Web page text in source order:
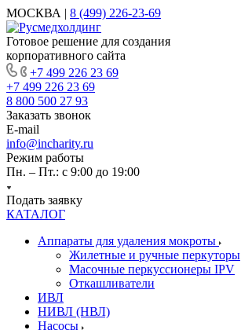
МОСКВА | 8 (499) 226-23-69
Готовое решение для создания
корпоративного сайта
+7 499 226 23 69
+7 499 226 23 69
8 800 500 27 93
Заказать звонок
E-mail
info@incharity.ru
Режим работы
Пн. – Пт.: с 9:00 до 19:00
Подать заявку
КАТАЛОГ
Аппараты для удаления мокроты
Жилетные и ручные перкуторы
Масочные перкуссионеры IPV
Откашливатели
ИВЛ
НИВЛ (НВЛ)
Насосы